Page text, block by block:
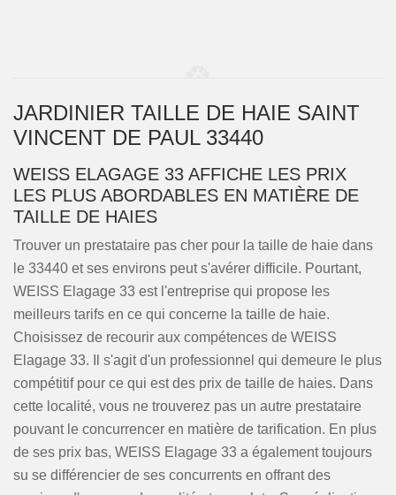
JARDINIER TAILLE DE HAIE SAINT
VINCENT DE PAUL 33440
WEISS ELAGAGE 33 AFFICHE LES PRIX
LES PLUS ABORDABLES EN MATIÈRE DE
TAILLE DE HAIES
Trouver un prestataire pas cher pour la taille de haie dans
le 33440 et ses environs peut s'avérer difficile. Pourtant,
WEISS Elagage 33 est l'entreprise qui propose les
meilleurs tarifs en ce qui concerne la taille de haie.
Choisissez de recourir aux compétences de WEISS
Elagage 33. Il s'agit d'un professionnel qui demeure le plus
compétitif pour ce qui est des prix de taille de haies. Dans
cette localité, vous ne trouverez pas un autre prestataire
pouvant le concurrencer en matière de tarification. En plus
de ses prix bas, WEISS Elagage 33 a également toujours
su se différencier de ses concurrents en offrant des